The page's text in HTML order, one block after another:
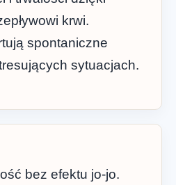
krwi.
spontaniczne
sytuacjach.
bez efektu jo-jo.